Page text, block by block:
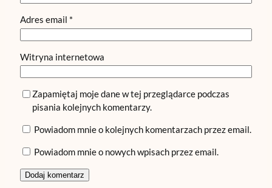
Adres email *
Witryna internetowa
Zapamiętaj moje dane w tej przeglądarce podczas
pisania kolejnych komentarzy.
Powiadom mnie o kolejnych komentarzach przez email.
Powiadom mnie o nowych wpisach przez email.